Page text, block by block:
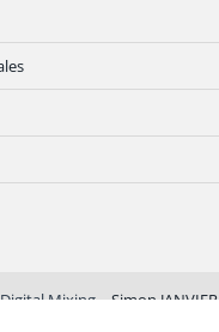
Mixing –Simon JANVIER